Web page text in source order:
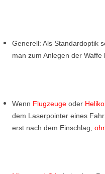
Generell: Als Standardoptik
man zum Anlegen der Waffe
Wenn Flugzeuge oder
dem Laserpointer eines
erst nach dem Einschlag,